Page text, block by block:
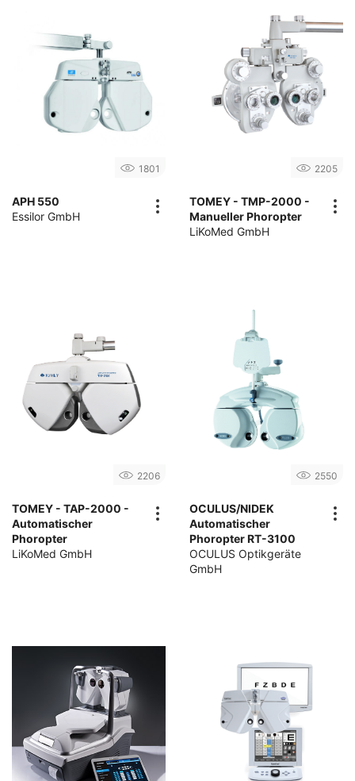
1801
APH 550
Essilor GmbH
2205
TOMEY - TMP-2000 -
Manueller Phoropter
LiKoMed GmbH
2206
TOMEY - TAP-2000 -
Automatischer
Phoropter
LiKoMed GmbH
2550
OCULUS/NIDEK
Automatischer
Phoropter RT-3100
OCULUS Optikgeräte
GmbH